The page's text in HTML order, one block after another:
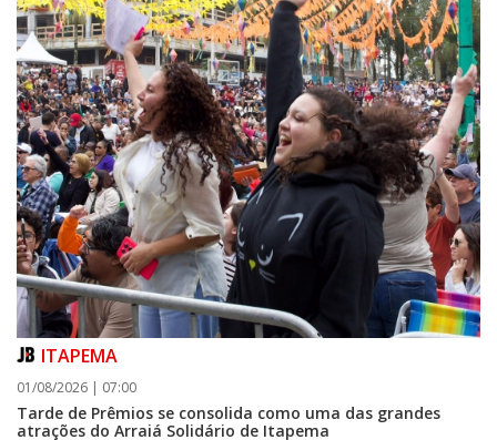
CAMBORIÚ
ITAPEMA
01/08/2026 | 07:00
Tarde de Prêmios se consolida como uma das grandes
atrações do Arraiá Solidário de Itapema